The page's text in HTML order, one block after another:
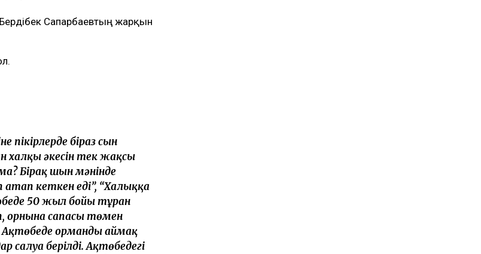
Сапарбаевтың жарқын
пікірлерде біраз сын
халқы әкесін тек жақсы
Бірақ шын мәнінде
кеткен еді”, “Халыққа
50 жыл бойы тұрған
орнына сапасы төмен
орманды аймақ
салуға берілді. Ақтөбедегі